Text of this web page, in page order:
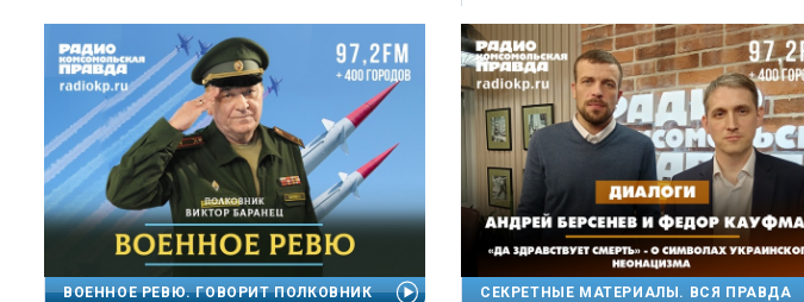
ВОЕННОЕ РЕВЮ. ГОВОРИТ ПОЛКОВНИК
СЕКРЕТНЫЕ МАТЕРИАЛЫ. ВСЯ ПРАВДА